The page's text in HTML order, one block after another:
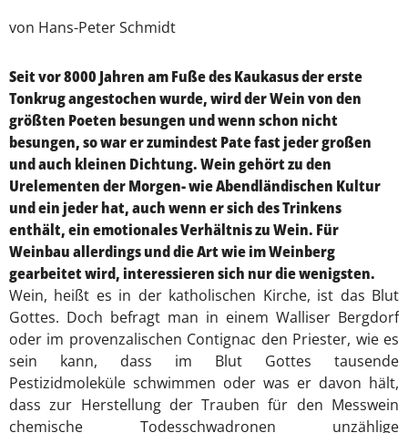
von Hans-Peter Schmidt
Seit vor 8000 Jahren am Fuße des Kaukasus der erste
Tonkrug angestochen wurde, wird der Wein von den
größten Poeten besungen und wenn schon nicht
besungen, so war er zumindest Pate fast jeder großen
und auch kleinen Dichtung. Wein gehört zu den
Urelementen der Morgen- wie Abendländischen Kultur
und ein jeder hat, auch wenn er sich des Trinkens
enthält, ein emotionales Verhältnis zu Wein. Für
Weinbau allerdings und die Art wie im Weinberg
gearbeitet wird, interessieren sich nur die wenigsten.
Wein, heißt es in der katholischen Kirche, ist das Blut
Gottes. Doch befragt man in einem Walliser Bergdorf
oder im provenzalischen Contignac den Priester, wie es
sein kann, dass im Blut Gottes tausende
Pestizidmoleküle schwimmen oder was er davon hält,
dass zur Herstellung der Trauben für den Messwein
chemische Todesschwadronen unzählige